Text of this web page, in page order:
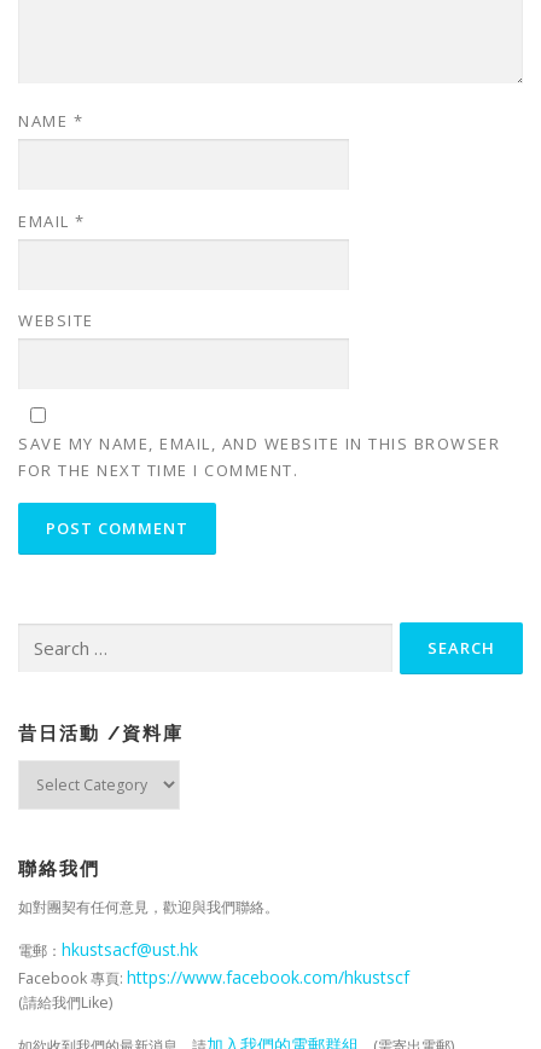
NAME *
EMAIL *
WEBSITE
SAVE MY NAME, EMAIL, AND WEBSITE IN THIS BROWSER
FOR THE NEXT TIME I COMMENT.
for:
昔日活動 /資料庫
/
料
庫
聯絡我們
如對團契有任何意見，歡迎與我們聯絡。
電郵： hkustsacf@ust.hk
Facebook 專頁: https://www.facebook.com/hkustscf
(請給我們Like)